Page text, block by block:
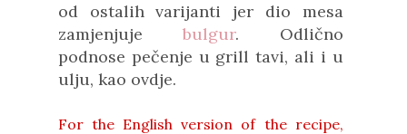
od ostalih varijanti jer dio mesa
zamjenjujebulgur. Odlično
podnose pečenje u grill tavi, ali i u
ulju, kao ovdje.
For the English version of the recipe,